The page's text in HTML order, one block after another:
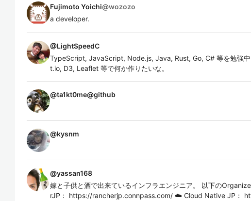
Fujimoto Yoichi@wozozo
a developer.
@LightSpeedC
TypeScript, JavaScript, Node.js, Java, Rust, Go, C# 等を勉強
t.io, D3, Leaflet 等で何か作りたいな。
@ta1kt0me@github
@kysnm
@yassan168
嫁と子供と酒で出来ているインフラエンジニア。 以下の
rJP： https://rancherjp.connpass.com/ ☁️ Cloud Native JP：